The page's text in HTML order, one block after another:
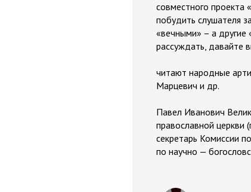
совместного проекта
побудить слушателя
«вечными» – а
рассуждать, давайте
читают народные
Марцевич и др.
Павел Иванович
православной церкви
секретарь Комиссии
по научно —